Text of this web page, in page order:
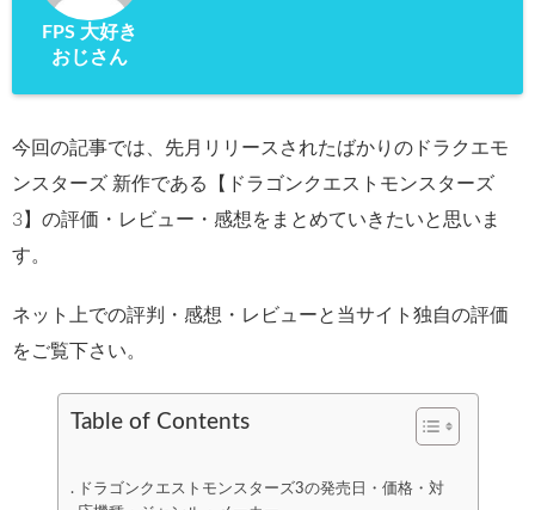
FPS 大好き
おじさん
今回の記事では、先月リリースされたばかりのドラクエモ
ンスターズ 新作である【ドラゴンクエストモンスターズ
3】の評価・レビュー・感想をまとめていきたいと思いま
す。
ネット上での評判・感想・レビューと当サイト独自の評価
をご覧下さい。
Table of Contents
ドラゴンクエストモンスターズ3の発売日・価格・対